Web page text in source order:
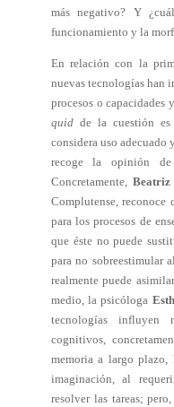
más negativo? Y
funcionamiento y la
En relación con la
nuevas tecnologías han
procesos o capacidades
quidde la cuestión es
considera uso adecuado
recoge la opinión
Concretamente, Beatriz
Complutense, reconoce
para los procesos de
que éste no puede
para no sobreestimular
realmente puede
medio, la psicóloga
tecnologías influyen
cognitivos,
memoria a largo
imaginación, al
resolver las tareas;